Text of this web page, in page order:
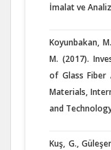
İmalat ve
Koyunbakan,
M. (2017).
of Glass Fiber
Materials,
and
Kuş, G.,